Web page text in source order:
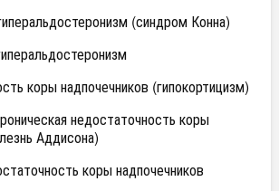
(синдром Конна)
коры надпочечников (гипокортицизм)
недостаточность коры
Аддисона)
коры надпочечников